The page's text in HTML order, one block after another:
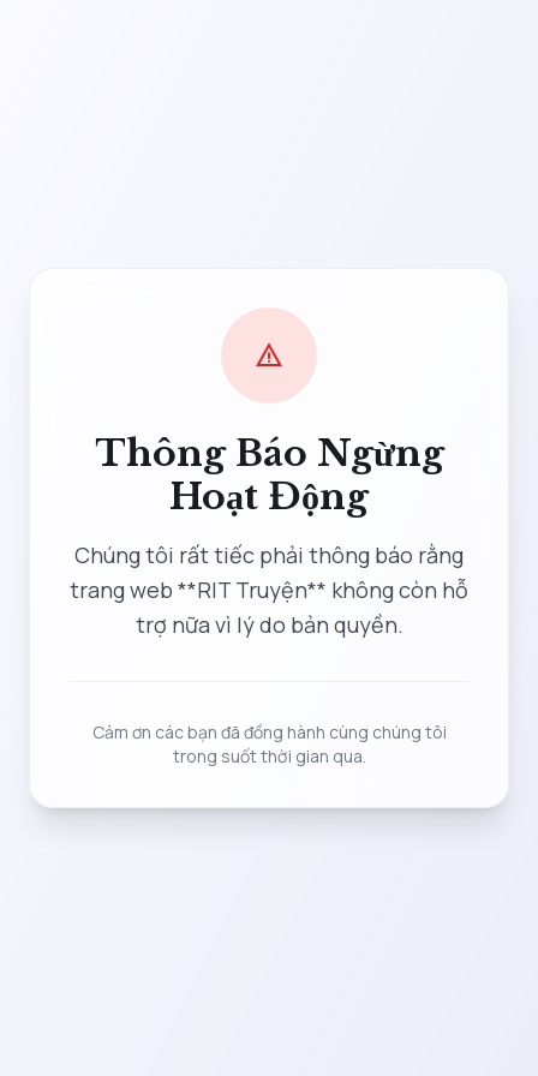
warning
Thông Báo Ngừng
Hoạt Động
Chúng tôi rất tiếc phải thông báo rằng
trang web **RIT Truyện** không còn hỗ
trợ nữa vì lý do bản quyền.
Cảm ơn các bạn đã đồng hành cùng chúng tôi
trong suốt thời gian qua.